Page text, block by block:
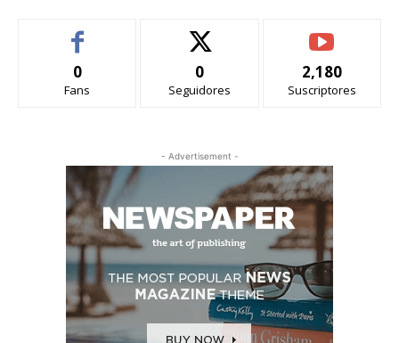
0
Fans
0
Seguidores
2,180
Suscriptores
- Advertisement -